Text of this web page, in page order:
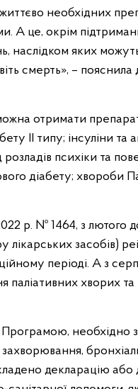
необхідних
А це, окрім
наслідком яких
смерть», –
отримати
ІІ типу; інсуліни та
психіки та
діабету; хвороби
р. № 1464, з лютого
засобів)
періоді. А з
паліативних хворих
необхідно
декларацію або